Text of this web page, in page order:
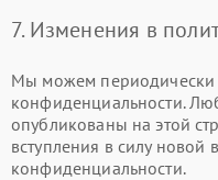
7. Изменения в
Мы можем периодически
конфиденциальности.
опубликованы на этой
вступления в силу новой
конфиденциальности.